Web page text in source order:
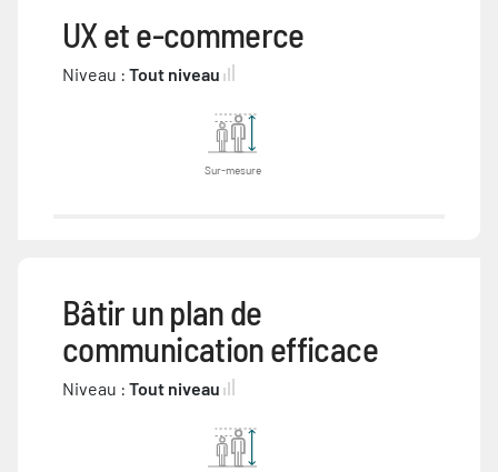
UX et e-commerce
Niveau : Tout niveau
Sur-mesure
Bâtir un plan de
communication efficace
Niveau : Tout niveau